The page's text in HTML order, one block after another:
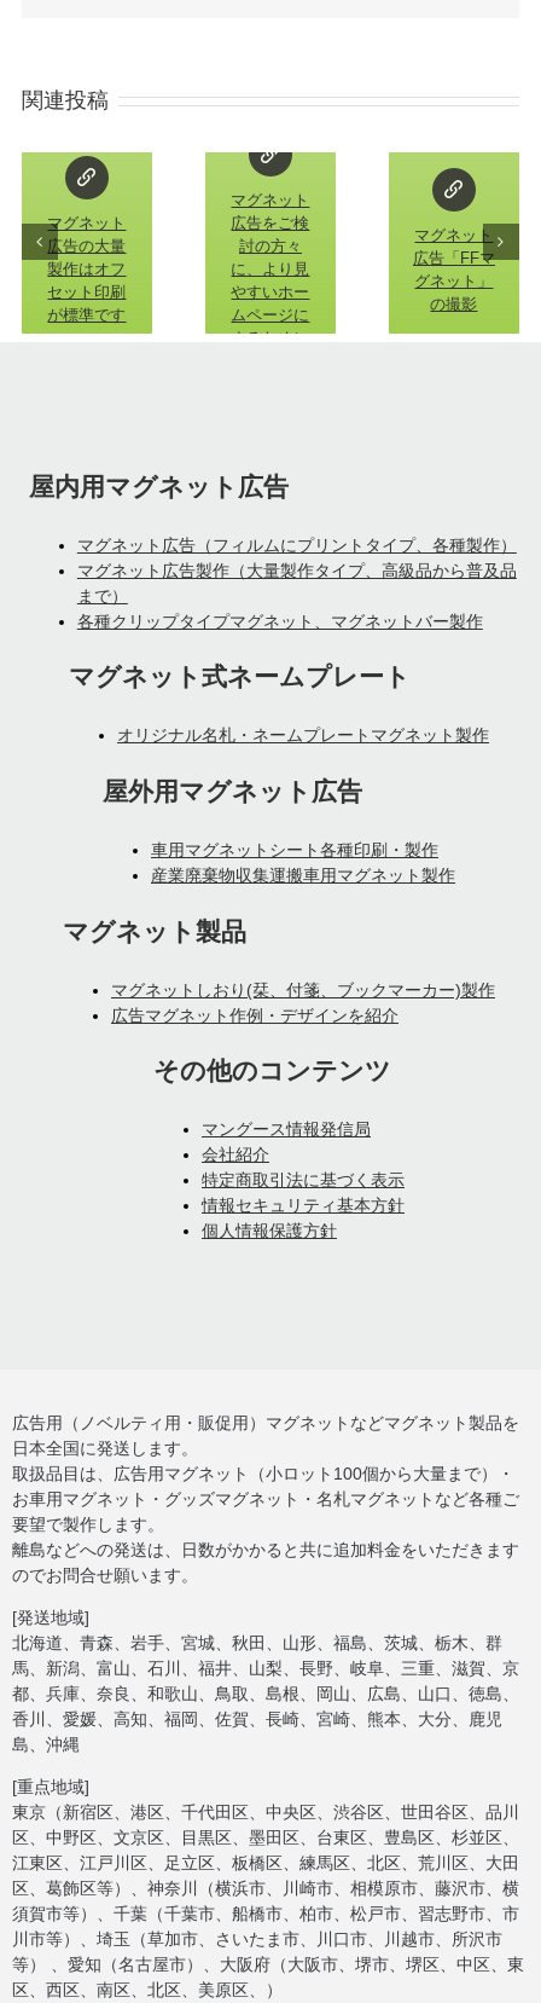
関連投稿
マグネット
広告の大量
製作はオフ
セット印刷
が標準です
マグネット
広告をご検
討の方々
に、より見
やすいホー
ムページに
するために
マグネット
広告「FFマ
グネット」
の撮影
屋内用マグネット広告
マグネット広告（フィルムにプリントタイプ、各種製作）
マグネット広告製作（大量製作タイプ、高級品から普及品
まで）
各種クリップタイプマグネット、マグネットバー製作
マグネット式ネームプレート
オリジナル名札・ネームプレートマグネット製作
屋外用マグネット広告
車用マグネットシート各種印刷・製作
産業廃棄物収集運搬車用マグネット製作
マグネット製品
マグネットしおり(栞、付箋、ブックマーカー)製作
広告マグネット作例・デザインを紹介
その他のコンテンツ
マングース情報発信局
会社紹介
特定商取引法に基づく表示
情報セキュリティ基本方針
個人情報保護方針
広告用（ノベルティ用・販促用）マグネットなどマグネット製品を
日本全国に発送します。
取扱品目は、広告用マグネット（小ロット100個から大量まで）・
お車用マグネット・グッズマグネット・名札マグネットなど各種ご
要望で製作します。
離島などへの発送は、日数がかかると共に追加料金をいただきます
のでお問合せ願います。
[発送地域]
北海道、青森、岩手、宮城、秋田、山形、福島、茨城、栃木、群
馬、新潟、富山、石川、福井、山梨、長野、岐阜、三重、滋賀、京
都、兵庫、奈良、和歌山、鳥取、島根、岡山、広島、山口、徳島、
香川、愛媛、高知、福岡、佐賀、長崎、宮崎、熊本、大分、鹿児
島、沖縄
[重点地域]
東京（新宿区、港区、千代田区、中央区、渋谷区、世田谷区、品川
区、中野区、文京区、目黒区、墨田区、台東区、豊島区、杉並区、
江東区、江戸川区、足立区、板橋区、練馬区、北区、荒川区、大田
区、葛飾区等）、神奈川（横浜市、川崎市、相模原市、藤沢市、横
須賀市等）、千葉（千葉市、船橋市、柏市、松戸市、習志野市、市
川市等）、埼玉（草加市、さいたま市、川口市、川越市、所沢市
等） 、愛知（名古屋市）、大阪府（大阪市、堺市、堺区、中区、東
区、西区、南区、北区、美原区、）